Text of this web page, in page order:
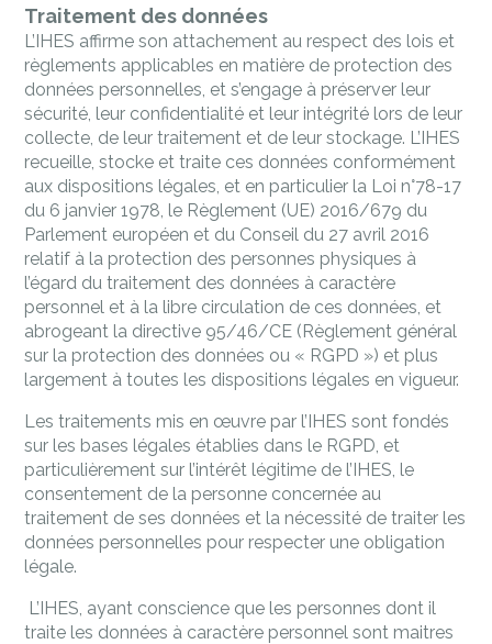
Traitement des données
L’IHES affirme son attachement au respect des lois et
règlements applicables en matière de protection des
données personnelles, et s’engage à préserver leur
sécurité, leur confidentialité et leur intégrité lors de leur
collecte, de leur traitement et de leur stockage. L’IHES
recueille, stocke et traite ces données conformément
aux dispositions légales, et en particulier la Loi n°78-17
du 6 janvier 1978, le Règlement (UE) 2016/679 du
Parlement européen et du Conseil du 27 avril 2016
relatif à la protection des personnes physiques à
l’égard du traitement des données à caractère
personnel et à la libre circulation de ces données, et
abrogeant la directive 95/46/CE (Règlement général
sur la protection des données ou « RGPD ») et plus
largement à toutes les dispositions légales en vigueur.
Les traitements mis en œuvre par l’IHES sont fondés
sur les bases légales établies dans le RGPD, et
particulièrement sur l’intérêt légitime de l’IHES, le
consentement de la personne concernée au
traitement de ses données et la nécessité de traiter les
données personnelles pour respecter une obligation
légale.
L’IHES, ayant conscience que les personnes dont il
traite les données à caractère personnel sont maitres